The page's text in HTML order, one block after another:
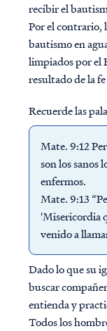
recibir el
Por el contrario,
bautismo en
limpiados por el
resultado de la
Recuerde las
Mate. 9:12
son los sanos
enfermos.
Mate. 9:13
'Misericordia
venido a
Dado lo que su
buscar
entienda y
Todos los